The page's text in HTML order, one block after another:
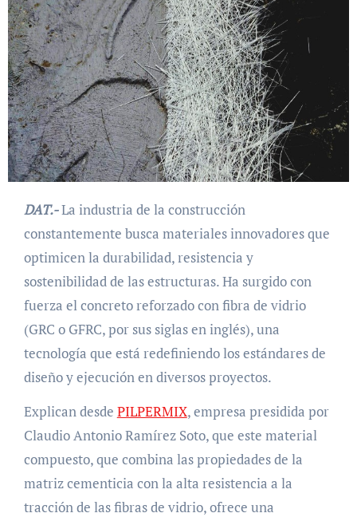
DAT.-La industria de la construcción
constantemente busca materiales innovadores que
optimicen la durabilidad, resistencia y
sostenibilidad de las estructuras. Ha surgido con
fuerza el concreto reforzado con fibra de vidrio
(GRC o GFRC, por sus siglas en inglés), una
tecnología que está redefiniendo los estándares de
diseño y ejecución en diversos proyectos.
Explican desde PILPERMIX, empresa presidida por
Claudio Antonio Ramírez Soto, que este material
compuesto, que combina las propiedades de la
matriz cementicia con la alta resistencia a la
tracción de las fibras de vidrio, ofrece una